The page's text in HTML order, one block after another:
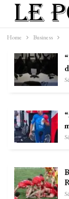
Home Business